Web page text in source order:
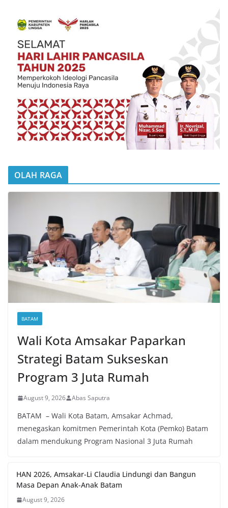
OLAH RAGA
BATAM
Wali Kota Amsakar Paparkan
Strategi Batam Sukseskan
Program 3 Juta Rumah
August 9, 2026 Abas Saputra
BATAM – Wali Kota Batam, Amsakar Achmad,
menegaskan komitmen Pemerintah Kota (Pemko) Batam
dalam mendukung Program Nasional 3 Juta Rumah
HAN 2026, Amsakar-Li Claudia Lindungi dan Bangun
Masa Depan Anak-Anak Batam
August 9, 2026